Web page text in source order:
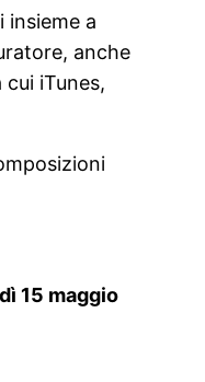
insieme a
anche
iTunes,
15 maggio